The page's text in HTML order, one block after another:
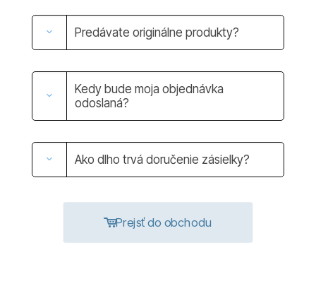
Predávate originálne produkty?
Kedy bude moja objednávka
odoslaná?
Ako dlho trvá doručenie zásielky?
Prejsť do obchodu